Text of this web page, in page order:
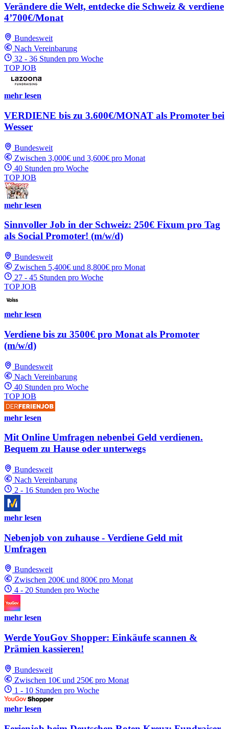
Verändere die Welt, entdecke die Schweiz & verdiene
4’700€/Monat
Bundesweit
Nach Vereinbarung
32 - 36 Stunden pro Woche
TOP JOB
mehr lesen
VERDIENE bis zu 3.600€/MONAT als Promoter bei
Wesser
Bundesweit
Zwischen 3,000€ und 3,600€ pro Monat
40 Stunden pro Woche
TOP JOB
mehr lesen
Sinnvoller Job in der Schweiz: 250€ Fixum pro Tag
als Social Promoter! (m/w/d)
Bundesweit
Zwischen 5,400€ und 8,800€ pro Monat
27 - 45 Stunden pro Woche
TOP JOB
mehr lesen
Verdiene bis zu 3500€ pro Monat als Promoter
(m/w/d)
Bundesweit
Nach Vereinbarung
40 Stunden pro Woche
TOP JOB
mehr lesen
Mit Online Umfragen nebenbei Geld verdienen.
Bequem zu Hause oder unterwegs
Bundesweit
Nach Vereinbarung
2 - 16 Stunden pro Woche
mehr lesen
Nebenjob von zuhause - Verdiene Geld mit
Umfragen
Bundesweit
Zwischen 200€ und 800€ pro Monat
4 - 20 Stunden pro Woche
mehr lesen
Werde YouGov Shopper: Einkäufe scannen &
Prämien kassieren!
Bundesweit
Zwischen 10€ und 250€ pro Monat
1 - 10 Stunden pro Woche
mehr lesen